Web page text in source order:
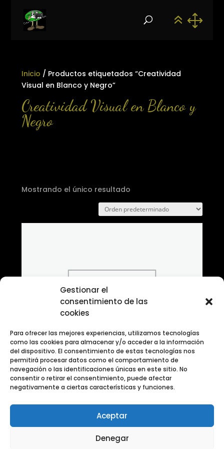
Gestionar el
consentimiento de las
cookies
Para ofrecer las mejores experiencias, utilizamos tecnologías
como las cookies para almacenar y/o acceder a la información
del dispositivo. El consentimiento de estas tecnologías nos
permitirá procesar datos como el comportamiento de
navegación o las identificaciones únicas en este sitio. No
consentir o retirar el consentimiento, puede afectar
negativamente a ciertas características y funciones.
Aceptar
Denegar
Inicio / Productos etiquetados “Creatividad
Visual en Blanco y Negro”
Creatividad Visual en Blanco y
Negro
Mostrando el único resultado
Banco de fotografias en blanco y negro creativa